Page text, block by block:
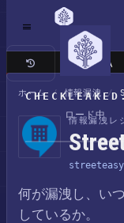
ロード中
クラシックサイト
ホーム / 情報漏洩 /
情報漏洩レ
何が漏洩し、い
しているか。